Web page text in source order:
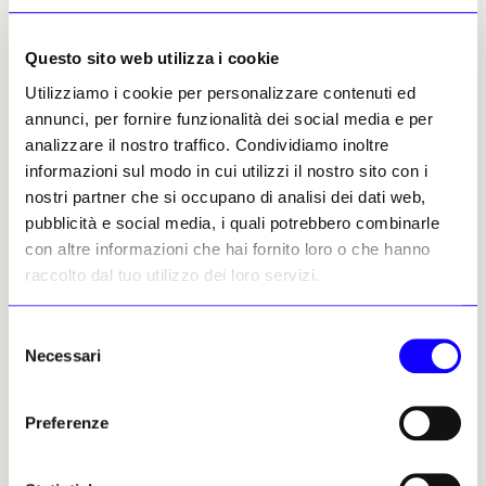
Questo sito web utilizza i cookie
Utilizziamo i cookie per personalizzare contenuti ed
annunci, per fornire funzionalità dei social media e per
analizzare il nostro traffico. Condividiamo inoltre
informazioni sul modo in cui utilizzi il nostro sito con i
nostri partner che si occupano di analisi dei dati web,
pubblicità e social media, i quali potrebbero combinarle
con altre informazioni che hai fornito loro o che hanno
raccolto dal tuo utilizzo dei loro servizi.
delNecessari
Preferenze
la pietra da cantone monferrina
litotipo il portale originale della chiesa
recuperato nel restauro,Ndr).Durante il restauro
è stato rintracciato un corpus pittorico di notevole
interesse da cui si evince che gli interni dell’edificio
dovessero essere completamente affrescati».
In parallelo ai lavori di recupero e
rifunzionalizzazione, la Soprintendenza ha
avviato coi fondi ministeriali un «cantiere
dentro il cantiere», per l’integrazione dello
di superfici decorate prima ignote: in
Madonna in trono